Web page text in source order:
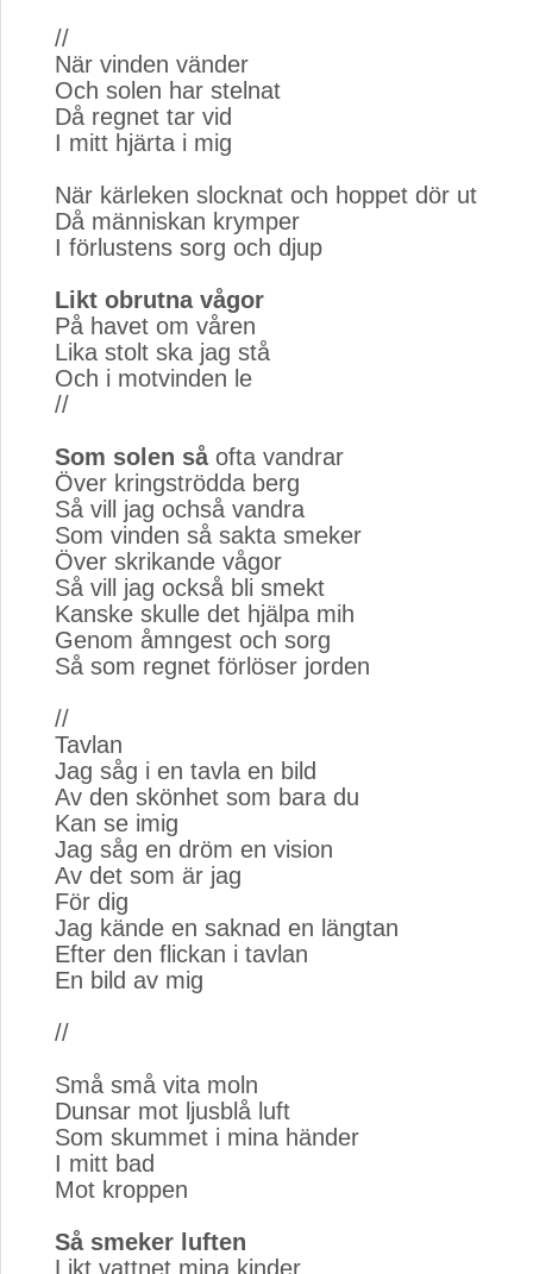
//
När vinden vänder
Och solen har stelnat
Då regnet tar vid
I mitt hjärta i mig
När kärleken slocknat och hoppet dör ut
Då människan krymper
I förlustens sorg och djup
Likt obrutna vågor
På havet om våren
Lika stolt ska jag stå
Och i motvinden le
//
Som solen såofta vandrar
Över kringströdda berg
Så vill jag ochså vandra
Som vinden så sakta smeker
Över skrikande vågor
Så vill jag också bli smekt
Kanske skulle det hjälpa mih
Genom åmngest och sorg
Så som regnet förlöser jorden
//
Tavlan
Jag såg i en tavla en bild
Av den skönhet som bara du
Kan se imig
Jag såg en dröm en vision
Av det som är jag
För dig
Jag kände en saknad en längtan
Efter den flickan i tavlan
En bild av mig
//
Små små vita moln
Dunsar mot ljusblå luft
Som skummet i mina händer
I mitt bad
Mot kroppen
Så smeker luften
Likt vattnet mina kinder